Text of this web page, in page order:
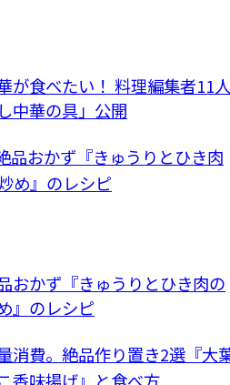
が食べたい！ 料理編集者11人
中華の具」公開
おかず『きゅうりとひき肉の
』のレシピ